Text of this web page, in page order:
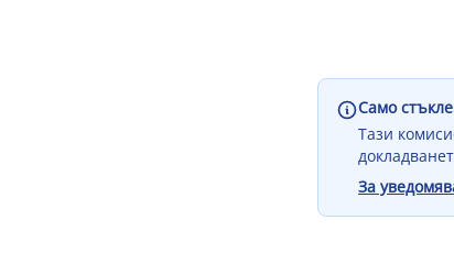
Само
Тази
За